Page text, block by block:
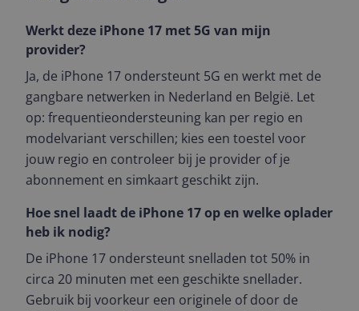
Werkt deze iPhone 17 met 5G van mijn
provider?
Ja, de iPhone 17 ondersteunt 5G en werkt met de
gangbare netwerken in Nederland en België. Let
op: frequentieondersteuning kan per regio en
modelvariant verschillen; kies een toestel voor
jouw regio en controleer bij je provider of je
abonnement en simkaart geschikt zijn.
Hoe snel laadt de iPhone 17 op en welke oplader
heb ik nodig?
De iPhone 17 ondersteunt snelladen tot 50% in
circa 20 minuten met een geschikte snellader.
Gebruik bij voorkeur een originele of door de